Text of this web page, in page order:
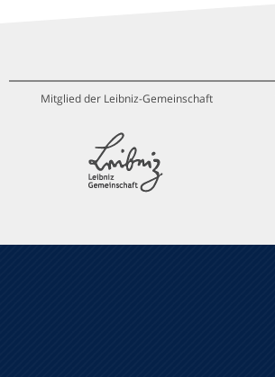
Mitglied der Leibniz-Gemeinschaft